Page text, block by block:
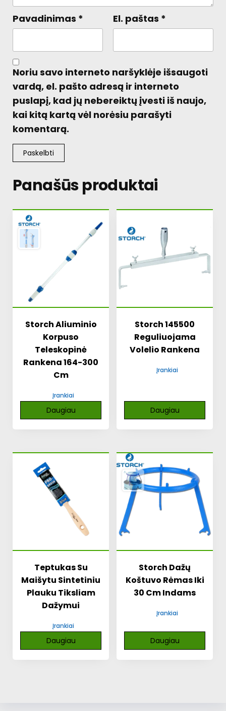
Pavadinimas * El. paštas *
Noriu savo interneto naršyklėje išsaugoti
vardą, el. pašto adresą ir interneto
puslapį, kad jų nebereiktų įvesti iš naujo,
kai kitą kartą vėl norėsiu parašyti
komentarą.
Panašūs produktai
Storch Aliuminio
Korpuso
Teleskopinė
Rankena 164-300
Cm
Įrankiai
Daugiau
Storch 145500
Reguliuojama
Volelio Rankena
Įrankiai
Daugiau
Teptukas Su
Maišytu Sintetiniu
Plauku Tiksliam
Dažymui
Įrankiai
Daugiau
Storch Dažų
Koštuvo Rėmas Iki
30 Cm Indams
Įrankiai
Daugiau